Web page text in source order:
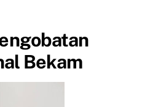
Bekam